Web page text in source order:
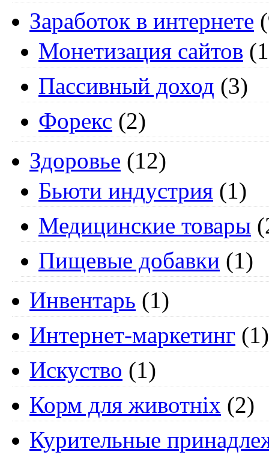
Заработок в интернете
Монетизация сайтов
Пассивный доход (3)
Форекс (2)
Здоровье (12)
Бьюти индустрия (1)
Медицинские товары
Пищевые добавки (1)
Инвентарь (1)
Интернет-маркетинг (1)
Искуство (1)
Корм для животніх (2)
Курительные